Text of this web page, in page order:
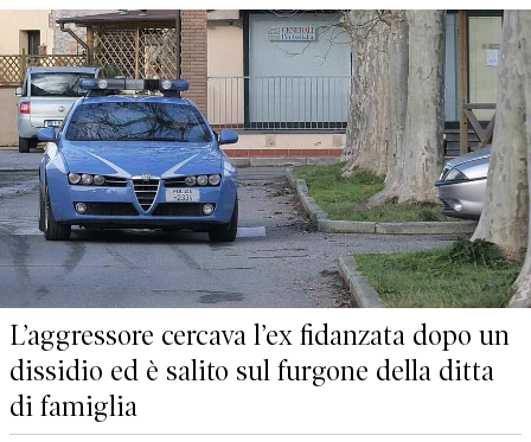
L’aggressore cercava l’ex fidanzata dopo un
dissidio ed è salito sul furgone della ditta
di famiglia